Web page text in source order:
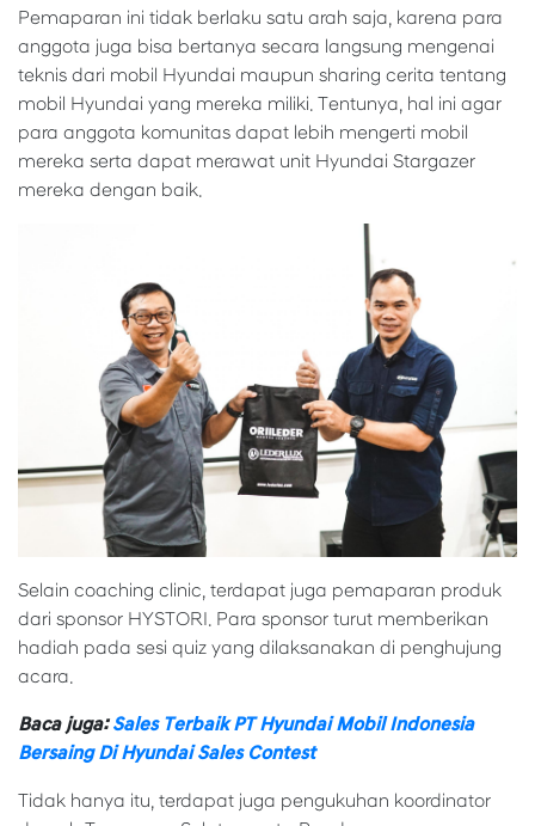
Pemaparan ini tidak berlaku satu arah saja, karena para
anggota juga bisa bertanya secara langsung mengenai
teknis dari mobil Hyundai maupun sharing cerita tentang
mobil Hyundai yang mereka miliki. Tentunya, hal ini agar
para anggota komunitas dapat lebih mengerti mobil
mereka serta dapat merawat unit Hyundai Stargazer
mereka dengan baik.
Selain coaching clinic, terdapat juga pemaparan produk
dari sponsor HYSTORI. Para sponsor turut memberikan
hadiah pada sesi quiz yang dilaksanakan di penghujung
acara.
Baca juga:Sales Terbaik PT Hyundai Mobil Indonesia
Bersaing Di Hyundai Sales Contest
Tidak hanya itu, terdapat juga pengukuhan koordinator